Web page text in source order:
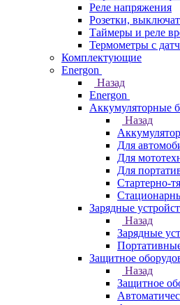
Реле напряжения
Розетки,
Таймеры и реле
Термометры c
Комплектующие
Energon
Назад
Energon
Аккумуляторные
Назад
Для
Для
Для
Стартерно-
Зарядные
Назад
Зарядные
Защитное
Назад
Защитное